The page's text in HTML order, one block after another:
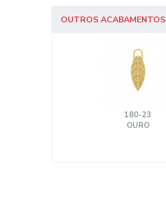
OUTROS ACABAMENTOS
180-23
OURO